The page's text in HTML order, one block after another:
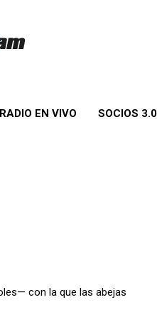
RADIO EN VIVO SOCIOS 3.0
con la que las abejas